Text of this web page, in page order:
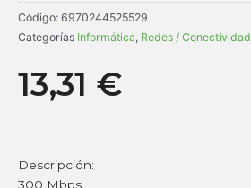
Código: 6970244525529
Categorías Informática, Redes / Conectividad
13,31 €
Descripción:
300 Mbps